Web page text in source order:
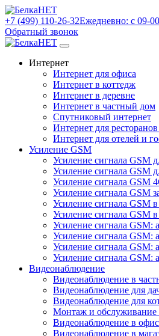
+7 (499) 110-26-32Ежедневно: с 09-
Обратный звонок
Интернет
Интернет для офиса
Интернет в коттедж
Интернет в деревне
Интернет в частный дом
Спутниковый интернет
Интернет для
Интернет для отелей и
Усиление GSM
Усиление сигнала GSM
Усиление сигнала GSM
Усиление сигнала GSM
Усиление сигнала GSM
Усиление сигнала GSM
Усиление сигнала GSM
Усиление сигнала GSM:
Усиление сигнала GSM:
Усиление сигнала GSM:
Усиление сигнала GSM:
Видеонаблюдение
Видеонаблюдение в
Видеонаблюдение для
Видеонаблюдение для
Монтаж и обслуживание
Видеонаблюдение в
Видеонаблюдение в